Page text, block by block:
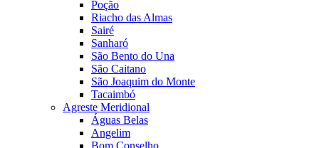
Poção
Riacho das Almas
Sairé
Sanharó
São Bento do Una
São Caitano
São Joaquim do Monte
Tacaimbó
Agreste Meridional
Águas Belas
Angelim
Bom Conselho